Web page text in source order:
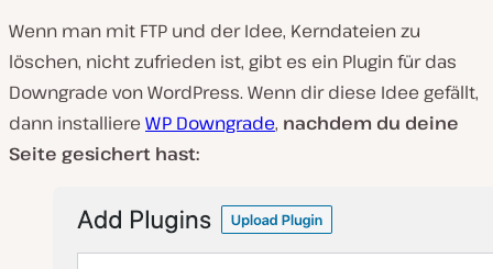
Wenn man mit FTP und der Idee, Kerndateien zu
löschen, nicht zufrieden ist, gibt es ein Plugin für das
Downgrade von WordPress. Wenn dir diese Idee gefällt,
dann installiere WP Downgrade, nachdem du deine
Seite gesichert hast: